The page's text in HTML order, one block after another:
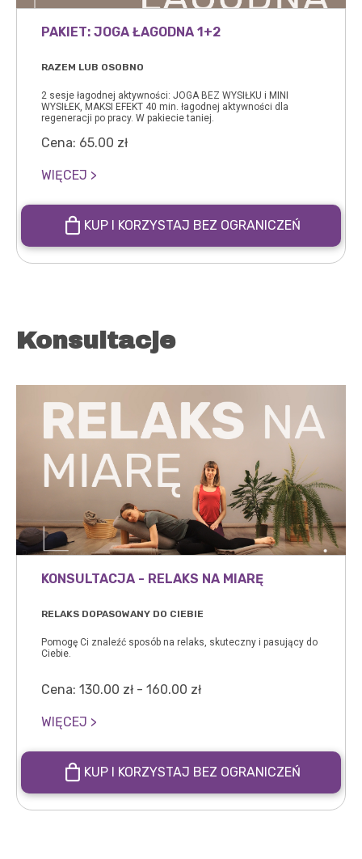
PAKIET: JOGA ŁAGODNA 1+2
RAZEM LUB OSOBNO
2 sesje łagodnej aktywności: JOGA BEZ WYSIŁKU i MINI
WYSIŁEK, MAKSI EFEKT 40 min. łagodnej aktywności dla
regeneracji po pracy. W pakiecie taniej.
Cena: 65.00 zł
WIĘCEJ >
KUP I KORZYSTAJ BEZ OGRANICZEŃ
Konsultacje
KONSULTACJA - RELAKS NA MIARĘ
RELAKS DOPASOWANY DO CIEBIE
Pomogę Ci znaleźć sposób na relaks, skuteczny i pasujący do
Ciebie.
Cena: 130.00 zł - 160.00 zł
WIĘCEJ >
KUP I KORZYSTAJ BEZ OGRANICZEŃ